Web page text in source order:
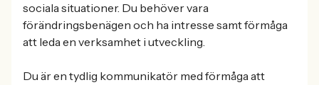
sociala situationer. Du behöver vara
förändringsbenägen och ha intresse samt förmåga
att leda en verksamhet i utveckling.
Du är en tydlig kommunikatör med förmåga att